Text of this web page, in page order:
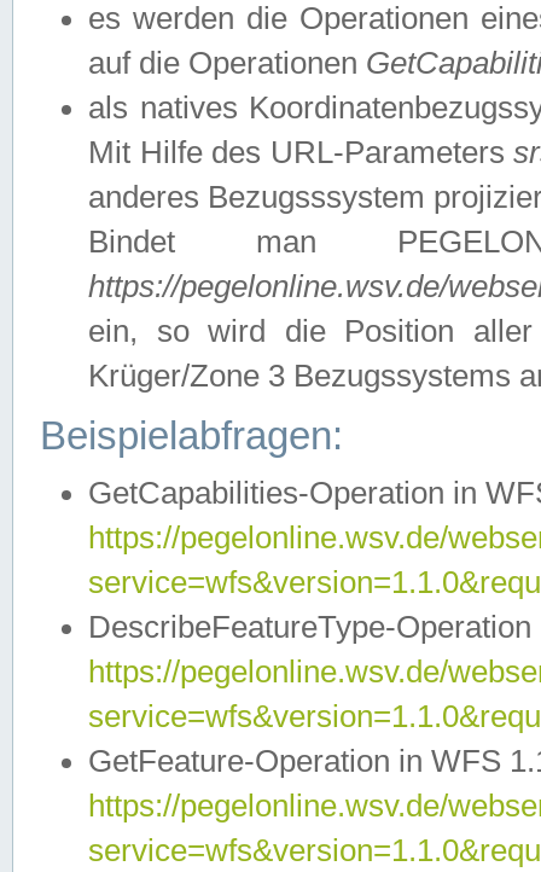
es werden die Operationen
auf die Operationen
als natives
Mit Hilfe des URL-Parameters
anderes Bezugsssystem
Bindet man
https://pegelonline.wsv.de/
ein, so wird die Position
Krüger/Zone 3 Bezugssystems
Beispielabfragen:
GetCapabilities-Operation in
https://pegelonline.wsv.de/
DescribeFeatureType-
https://pegelonline.wsv.de/
GetFeature-Operation in WFS
https://pegelonline.wsv.de/